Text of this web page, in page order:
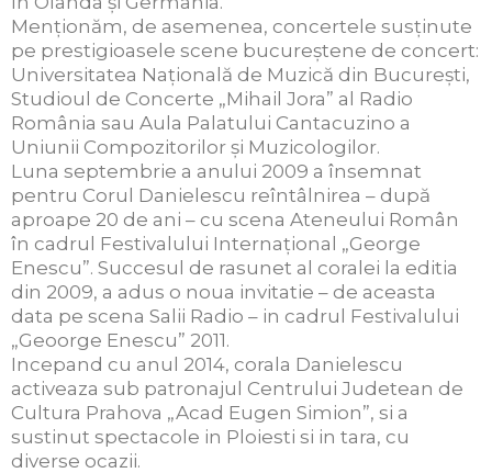
Menţionăm, de asemenea, concertele susţinute
pe prestigioasele scene bucureştene de concert:
Universitatea Naţională de Muzică din Bucureşti,
Studioul de Concerte „Mihail Jora” al Radio
România sau Aula Palatului Cantacuzino a
Uniunii Compozitorilor şi Muzicologilor.
Luna septembrie a anului 2009 a însemnat
pentru Corul Danielescu reîntâlnirea – după
aproape 20 de ani – cu scena Ateneului Român
în cadrul Festivalului Internaţional „George
Enescu”. Succesul de rasunet al coralei la editia
din 2009, a adus o noua invitatie – de aceasta
data pe scena Salii Radio – in cadrul Festivalului
„Geoorge Enescu” 2011.
Incepand cu anul 2014, corala Danielescu
activeaza sub patronajul Centrului Judetean de
Cultura Prahova „Acad Eugen Simion”, si a
sustinut spectacole in Ploiesti si in tara, cu
diverse ocazii.